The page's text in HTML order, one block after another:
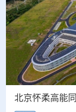
北京怀柔高能